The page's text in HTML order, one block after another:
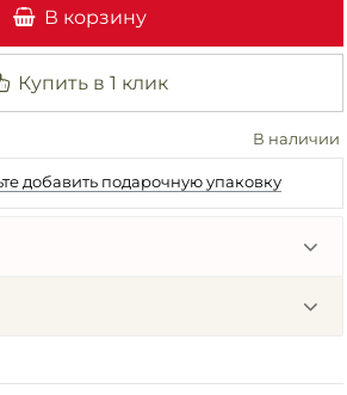
В корзину
Купить в 1 клик
В наличии
добавить подарочную упаковку